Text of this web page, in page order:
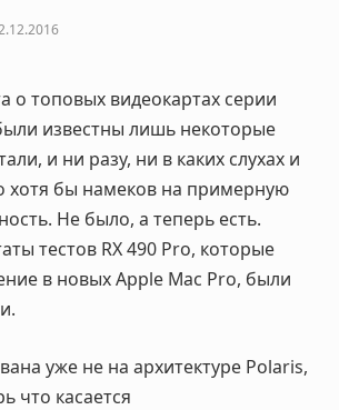
о топовых видеокартах серии
известны лишь некоторые
и ни разу, ни в каких слухах и
хотя бы намеков на примерную
Не было, а теперь есть.
тестов RX 490 Pro, которые
в новых Apple Mac Pro, были
уже не на архитектуре Polaris,
что касается